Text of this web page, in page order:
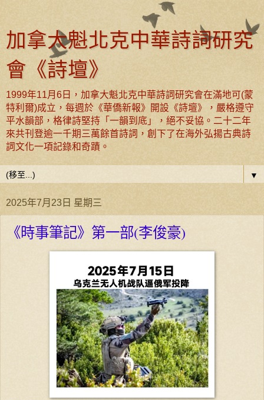
加拿大魁北克中華詩詞研究
會《詩壇》
1999年11月6日，加拿大魁北克中華詩詞研究會在滿地可(蒙
特利爾)成立，每週於《華僑新報》開設《詩壇》，嚴格遵守
平水韻部，格律詩堅持「一韻到底」，絕不妥協。二十二年
來共刊登逾一千期三萬餘首詩詞，創下了在海外弘揚古典詩
詞文化一項記錄和奇蹟。
▼
2025年7月23日 星期三
《時事筆記》第一部(李俊豪)